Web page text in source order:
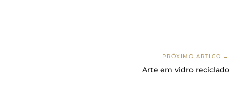
PRÓXIMO ARTIGO →
Arte em vidro reciclado